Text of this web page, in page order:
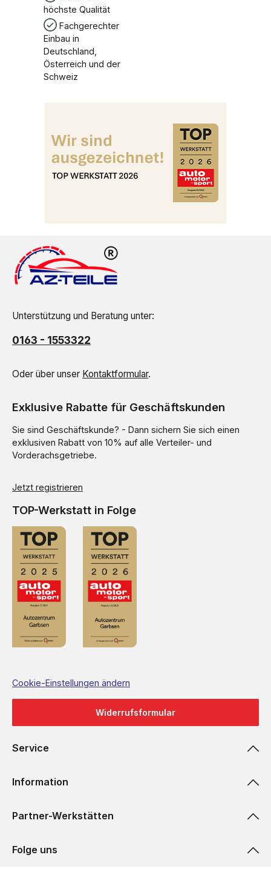
höchste Qualität
Fachgerechter
Einbau in
Deutschland,
Österreich und der
Schweiz
Unterstützung und Beratung unter:
0163 - 1553322
Oder über unser Kontaktformular.
Exklusive Rabatte für Geschäftskunden
Sie sind Geschäftskunde? - Dann sichern Sie sich einen
exklusiven Rabatt von 10% auf alle Verteiler- und
Vorderachsgetriebe.
Jetzt registrieren
TOP-Werkstatt in Folge
Cookie-Einstellungen ändern
Widerrufsformular
Service
Information
Partner-Werkstätten
Folge uns